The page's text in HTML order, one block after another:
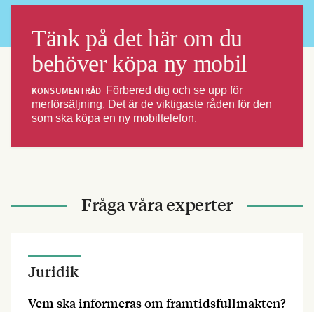
Tänk på det här om du
behöver köpa ny mobil
KONSUMENTRÅD Förbered dig och se upp för
merförsäljning. Det är de viktigaste råden för den
som ska köpa en ny mobiltelefon.
Fråga våra experter
Juridik
Vem ska informeras om framtidsfullmakten?